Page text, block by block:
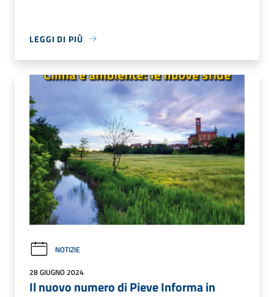
LEGGI DI PIÙ
NOTIZIE
28 GIUGNO 2024
Il nuovo numero di Pieve Informa in